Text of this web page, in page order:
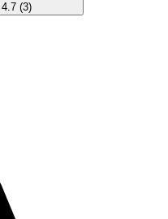
4.7 (3)